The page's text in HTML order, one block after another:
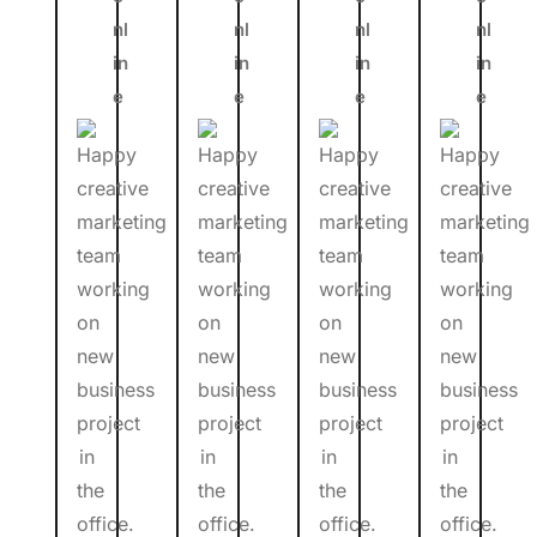
nl
in
e
nl
in
e
nl
in
e
nl
in
e